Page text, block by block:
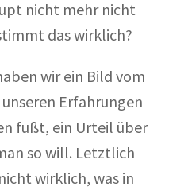
nicht mehr nicht
das wirklich?
wir ein Bild vom
Erfahrungen
fußt, ein Urteil über
so will. Letztlich
wirklich, was in